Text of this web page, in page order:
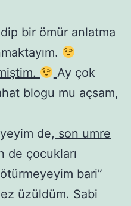
bir ömür anlatma
Ay çok
blogu mu açsam,
de, son umre
de çocukları
bari”
üzüldüm. Sabi